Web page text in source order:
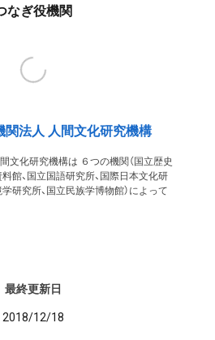
なぎ役機関
関法人 人間文化研究機構
文化研究機構は ６つの機関（国立歴史
館、国立国語研究所、国際日本文化研
研究所、国立民族学博物館）によって
最終更新日
2018/12/18